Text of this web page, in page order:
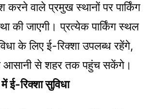
वाले प्रमुख स्थानों पर पार्किंग
की जाएगी। प्रत्येक पार्किंग स्थल
के लिए ई-रिक्शा उपलब्ध रहेंगे,
से शहर तक पहुंच सकेंगे।
ई-रिक्शा सुविधा